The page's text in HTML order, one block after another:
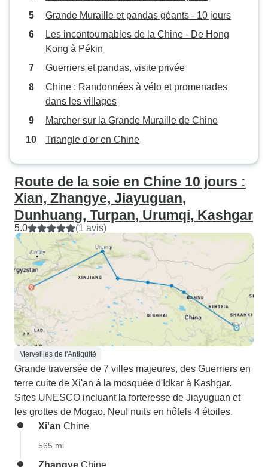
Grande Muraille et pandas géants - 10 jours
Les incontournables de la Chine - De Hong
Kong à Pékin
Guerriers et pandas, visite privée
Chine : Randonnées à vélo et promenades
dans les villages
Marcher sur la Grande Muraille de Chine
Triangle d'or en Chine
Route de la soie en Chine 10 jours :
Xian, Zhangye, Jiayuguan,
Dunhuang, Turpan, Urumqi, Kashgar
5.0 (1 avis)
Merveilles de l'Antiquité
Grande traversée de 7 villes majeures, des Guerriers en
terre cuite de Xi'an à la mosquée d'Idkar à Kashgar.
Sites UNESCO incluant la forteresse de Jiayuguan et
les grottes de Mogao. Neuf nuits en hôtels 4 étoiles.
Xi'an Chine
565 mi
Zhangye Chine